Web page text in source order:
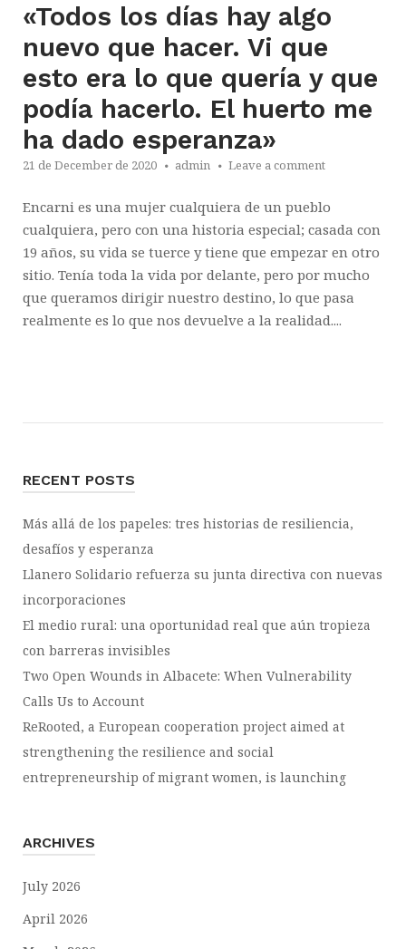
«Todos los días hay algo
nuevo que hacer. Vi que
esto era lo que quería y que
podía hacerlo. El huerto me
ha dado esperanza»
21 de December de 2020 admin Leave a comment
Encarni es una mujer cualquiera de un pueblo
cualquiera, pero con una historia especial; casada con
19 años, su vida se tuerce y tiene que empezar en otro
sitio. Tenía toda la vida por delante, pero por mucho
que queramos dirigir nuestro destino, lo que pasa
realmente es lo que nos devuelve a la realidad....
RECENT POSTS
Más allá de los papeles: tres historias de resiliencia,
desafíos y esperanza
Llanero Solidario refuerza su junta directiva con nuevas
incorporaciones
El medio rural: una oportunidad real que aún tropieza
con barreras invisibles
Two Open Wounds in Albacete: When Vulnerability
Calls Us to Account
ReRooted, a European cooperation project aimed at
strengthening the resilience and social
entrepreneurship of migrant women, is launching
ARCHIVES
July 2026
April 2026